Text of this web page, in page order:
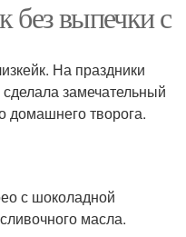
без выпечки с
На праздники
замечательный
домашнего творога.
с шоколадной
масла.